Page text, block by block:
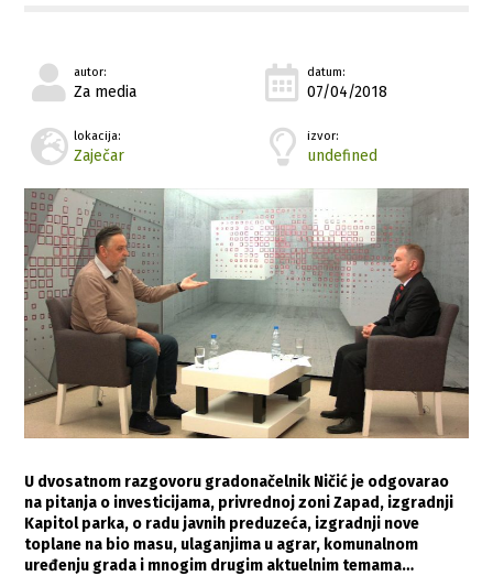
autor:
Za media
datum:
07/04/2018
lokacija:
Zaječar
izvor:
undefined
U dvosatnom razgovoru gradonačelnik Ničić je odgovarao
na pitanja o investicijama, privrednoj zoni Zapad, izgradnji
Kapitol parka, o radu javnih preduzeća, izgradnji nove
toplane na bio masu, ulaganjima u agrar, komunalnom
uređenju grada i mnogim drugim aktuelnim temama…